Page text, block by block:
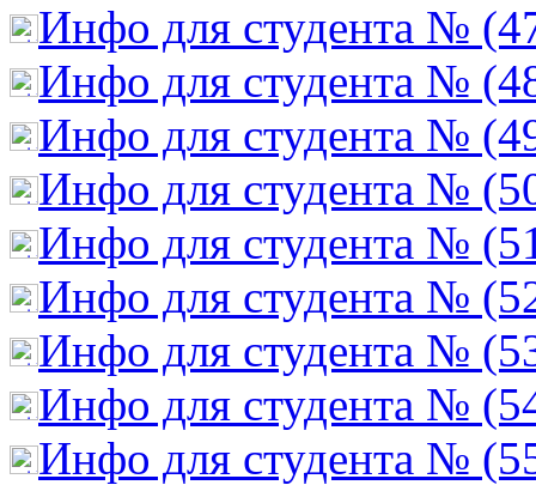
Инфо для студента №
Инфо для студента №
Инфо для студента №
Инфо для студента №
Инфо для студента №
Инфо для студента №
Инфо для студента №
Инфо для студента №
Инфо для студента №